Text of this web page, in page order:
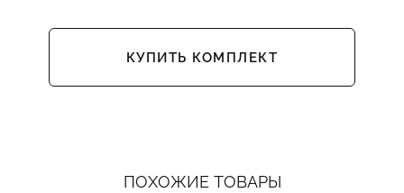
КУПИТЬ КОМПЛЕКТ
ПОХОЖИЕ ТОВАРЫ